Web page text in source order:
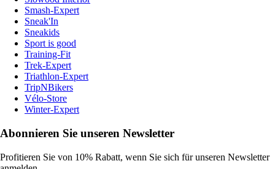
Smash-Expert
Sneak'In
Sneakids
Sport is good
Training-Fit
Trek-Expert
Triathlon-Expert
TripNBikers
Vélo-Store
Winter-Expert
Abonnieren Sie unseren Newsletter
Profitieren Sie von 10% Rabatt, wenn Sie sich für unseren Newsletter